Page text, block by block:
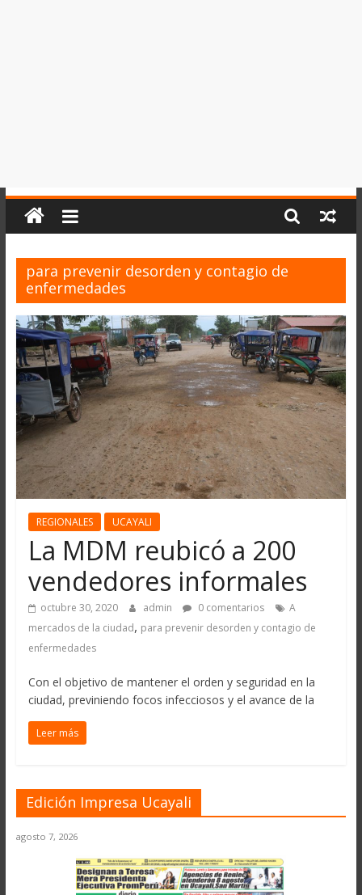
para prevenir desorden y contagio de
enfermedades
REGIONALES UCAYALI
La MDM reubicó a 200
vendedores informales
octubre 30, 2020 admin 0 comentarios
A
mercados de la ciudad, para prevenir desorden y contagio de
enfermedades
Con el objetivo de mantener el orden y seguridad en la
ciudad, previniendo focos infecciosos y el avance de la
Leer más
Edición Impresa Ucayali
agosto 7, 2026